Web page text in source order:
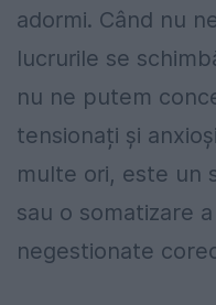
adormi. Când nu
lucrurile se
nu ne putem
tensionați și
multe ori, este un
sau o somatizare
negestionate